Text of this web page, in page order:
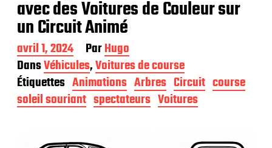
avec des Voitures de Couleur sur
un Circuit Animé
D
a
t
e
d
e
avril 1, 2024 ParHugo
DansVéhicules,Voitures de course
Étiquettes Animations Arbres Circuit course
soleil souriant spectateurs Voitures